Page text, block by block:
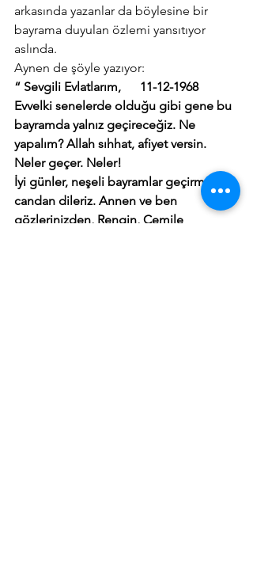
arkasında yazanlar da böylesine bir
bayrama duyulan özlemi yansıtıyor
aslında.
Aynen de şöyle yazıyor:
“ Sevgili Evlatlarım,      11-12-1968
Evvelki senelerde olduğu gibi gene bu
bayramda yalnız geçireceğiz. Ne
yapalım? Allah sıhhat, afiyet versin.
Neler geçer. Neler!
İyi günler, neşeli bayramlar geçirmenizi
candan dileriz. Annen ve ben
gözlerinizden, Rengin, Cemile